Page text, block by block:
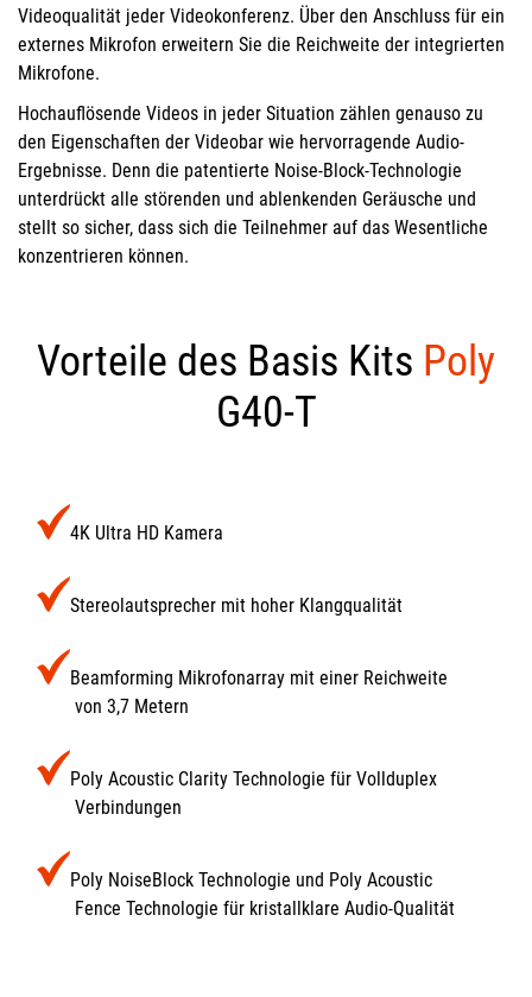
Videoqualität jeder Videokonferenz. Über den Anschluss für ein
externes Mikrofon erweitern Sie die Reichweite der integrierten
Mikrofone.
Hochauflösende Videos in jeder Situation zählen genauso zu
den Eigenschaften der Videobar wie hervorragende Audio-
Ergebnisse. Denn die patentierte Noise-Block-Technologie
unterdrückt alle störenden und ablenkenden Geräusche und
stellt so sicher, dass sich die Teilnehmer auf das Wesentliche
konzentrieren können.
Vorteile des Basis Kits Poly
G40-T
4K Ultra HD Kamera
Stereolautsprecher mit hoher Klangqualität
Beamforming Mikrofonarray mit einer Reichweite
von 3,7 Metern
Poly Acoustic Clarity Technologie für Vollduplex
Verbindungen
Poly NoiseBlock Technologie und Poly Acoustic
Fence Technologie für kristallklare Audio-Qualität